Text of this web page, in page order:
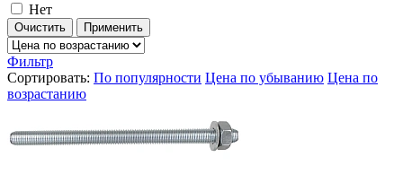
Нет
Очистить Применить
Фильтр
Сортировать: По популярности Цена по убыванию Цена по
возрастанию